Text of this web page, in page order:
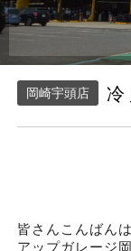
岡崎宇頭店
皆さんこんばん
アップガレージ